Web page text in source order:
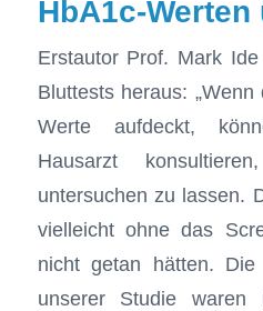
HbA1c-
Erstautor Prof. Mark
Bluttests heraus:
Werte aufdeckt,
Hausarzt
untersuchen zu lassen.
vielleicht ohne das
nicht getan hätten.
unserer Studie waren